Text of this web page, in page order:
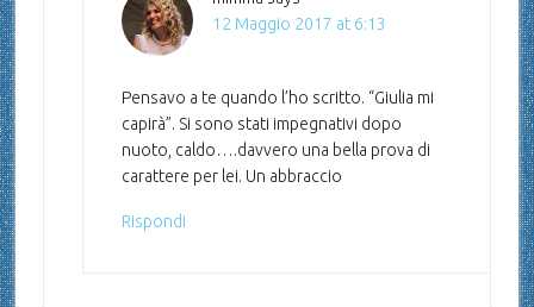
12 Maggio 2017 at 6:13
Pensavo a te quando l’ho scritto. “Giulia mi
capirà”. Si sono stati impegnativi dopo
nuoto, caldo….davvero una bella prova di
carattere per lei. Un abbraccio
Rispondi